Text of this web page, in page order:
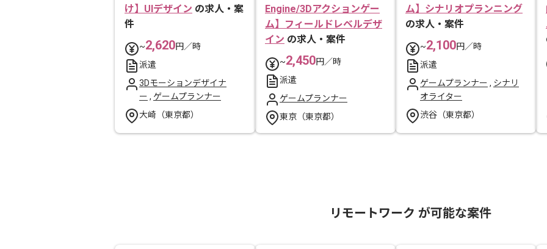
け】UIデザイン の求人・案
件
~2,620円／時
派遣
3Dモーションデザイナ
ー , ゲームプランナー
大崎（東京都）
Engine/3Dアクションゲー
ム】フィールドレベルデザ
イン の求人・案件
~2,450円／時
派遣
ゲームプランナー
東京（東京都）
ム】シナリオプランニング
の求人・案件
~2,100円／時
派遣
ゲームプランナー , シナリ
オライター
渋谷（東京都）
リモートワーク が可能な案件